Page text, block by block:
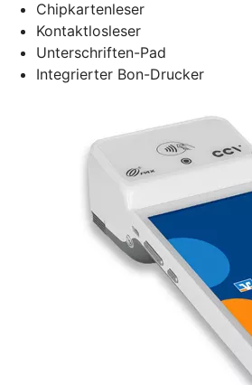
Chipkartenleser
Kontaktlosleser
Unterschriften-Pad
Integrierter Bon-Drucker